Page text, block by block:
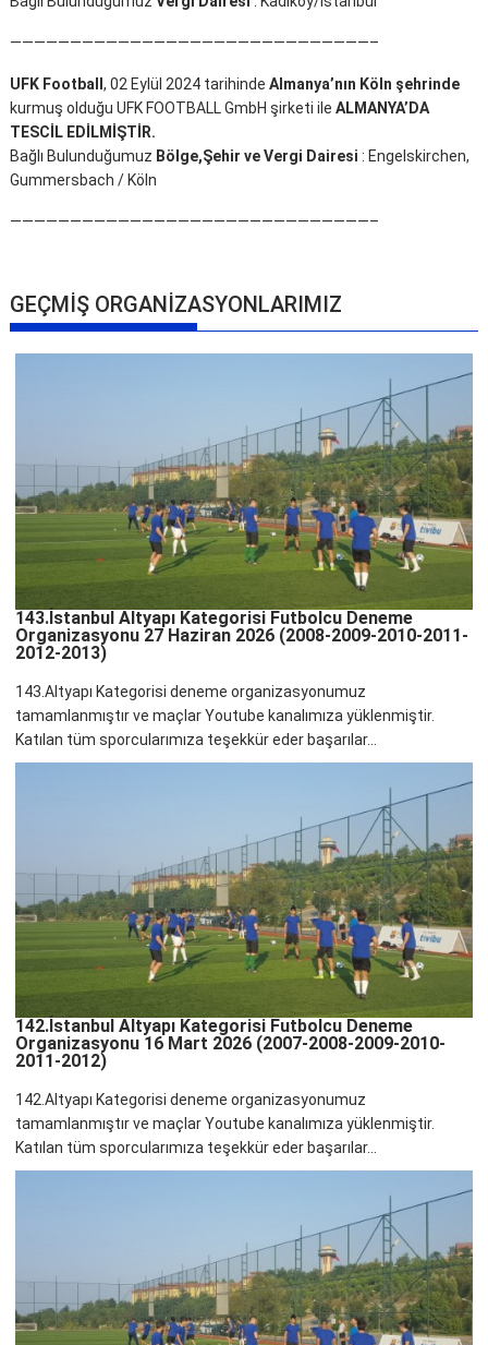
——————————————————————————————–
UFK Football, 02 Eylül 2024 tarihindeAlmanya’nın Köln şehrinde
kurmuş olduğu UFK FOOTBALL GmbH şirketi ileALMANYA’DA
TESCİL EDİLMİŞTİR.
Bağlı Bulunduğumuz Bölge,Şehir ve Vergi Dairesi : Engelskirchen,
Gummersbach / Köln
——————————————————————————————–
GEÇMİŞ ORGANİZASYONLARIMIZ
143.İstanbul Altyapı Kategorisi Futbolcu Deneme
Organizasyonu 27 Haziran 2026 (2008-2009-2010-2011-
2012-2013)
143.Altyapı Kategorisi deneme organizasyonumuz
tamamlanmıştır ve maçlar Youtube kanalımıza yüklenmiştir.
Katılan tüm sporcularımıza teşekkür eder başarılar...
142.İstanbul Altyapı Kategorisi Futbolcu Deneme
Organizasyonu 16 Mart 2026 (2007-2008-2009-2010-
2011-2012)
142.Altyapı Kategorisi deneme organizasyonumuz
tamamlanmıştır ve maçlar Youtube kanalımıza yüklenmiştir.
Katılan tüm sporcularımıza teşekkür eder başarılar...